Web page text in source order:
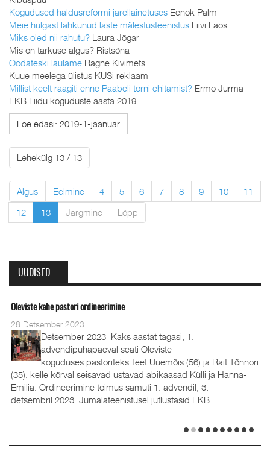
Kogudused haldusreformi järellainetuses Eenok Palm
Meie hulgast lahkunud laste mälestusteenistus Liivi Laos
Miks oled nii rahutu? Laura Jõgar
Mis on tarkuse algus? Ristsõna
Oodateski laulame Ragne Kivimets
Kuue meelega ülistus KUSi reklaam
Millist keelt räägiti enne Paabeli torni ehitamist? Ermo Jürma
EKB Liidu koguduste aasta 2019
Loe edasi: 2019-1-jaanuar
Lehekülg 13 / 13
Algus Eelmine 4 5 6 7 8 9 10
11
12
13 Järgmine Lõpp
UUDISED
Oleviste kahe pastori ordineerimine
28 Detsember 2023
Detsember 2023 Kaks aastat tagasi, 1.
advendipühapäeval seati Oleviste
koguduses pastoriteks Teet Uuemõis (56) ja Rait Tõnnori
(35), kelle kõrval seisavad ustavad abikaasad Külli ja Hanna-
Emilia. Ordineerimine toimus samuti 1. advendil, 3.
detsembril 2023. Jumalateenistusel jutlustasid EKB...